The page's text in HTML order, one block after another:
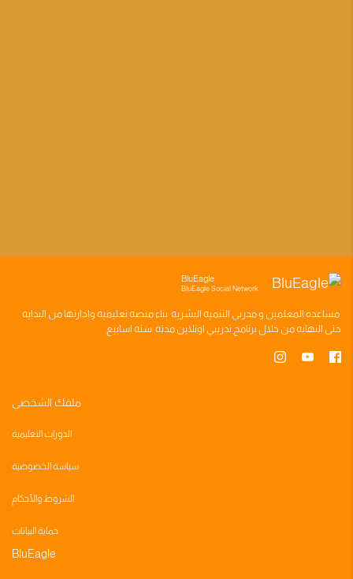
BluEagle
BluEagle Social Network
مساعده المعلمين ومدربي التنميه البشريه بناءمنصه تعليميه وادارتها من البدايه
حتى النهايه من خلال برنامج تدريبي اونلاين مدته سته اسابيع
ملفك الشخصي
الدورات التعليمية
سياسة الخصوصية
الشروط والأحكام
حماية البيانات
BluEagle